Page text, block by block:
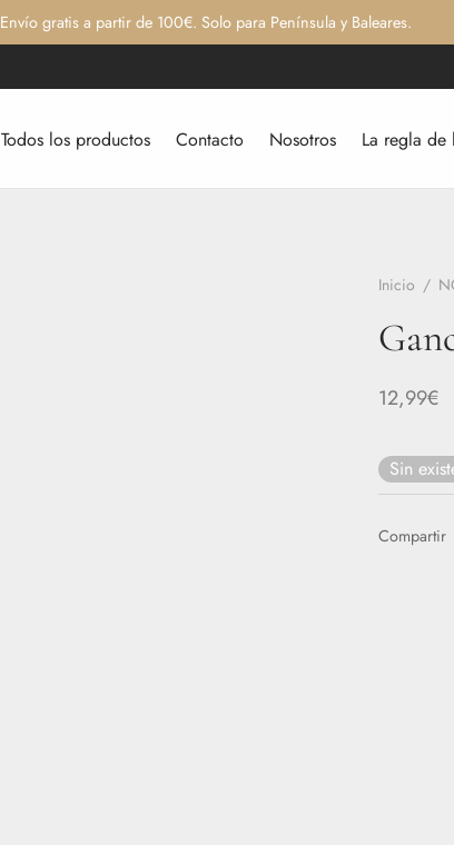
Envío gratis a partir de 100€. Solo para Península y Baleares.
Todos los productos Contacto Nosotros La regla de
Inicio /
12,99€
Sin
Compartir